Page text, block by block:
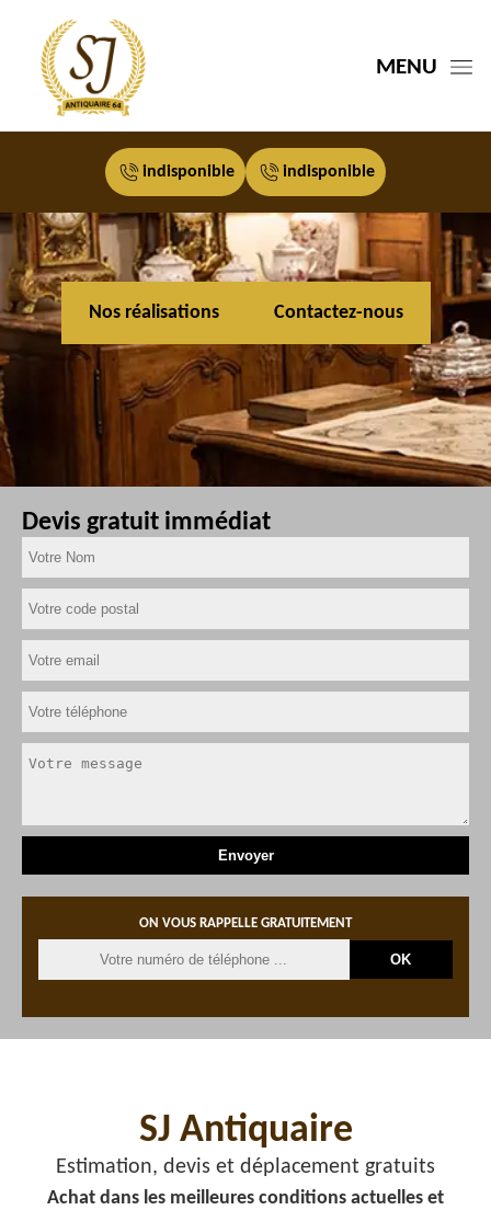
MENU
indisponible indisponible
Nos réalisations Contactez-nous
Devis gratuit immédiat
ON VOUS RAPPELLE GRATUITEMENT
SJ Antiquaire
Estimation, devis et déplacement gratuits
Achat dans les meilleures conditions actuelles et